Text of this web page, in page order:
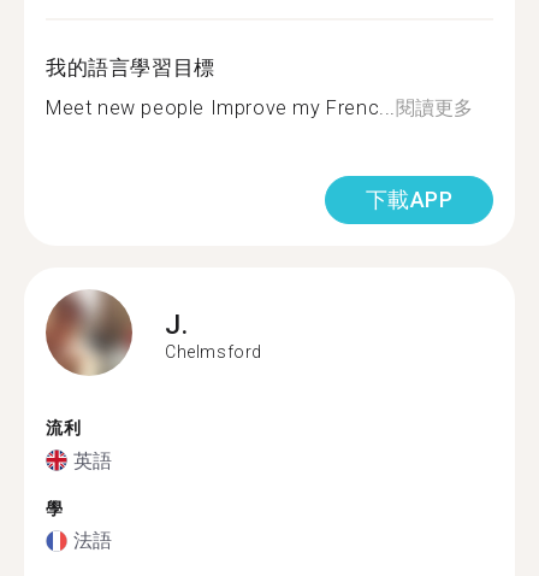
我的語言學習目標
Meet new people Improve my Frenc...閱讀更多
下載APP
J.
Chelmsford
流利
英語
學
法語